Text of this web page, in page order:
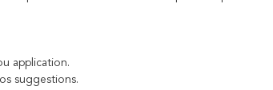
application.
suggestions.